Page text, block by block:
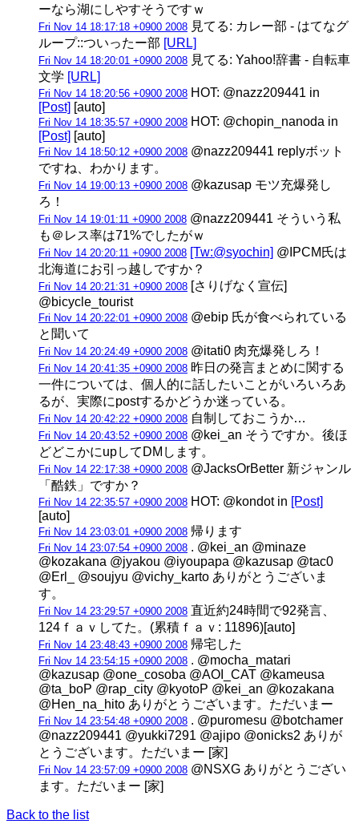
ーなら湖にしやすそうですｗ
Fri Nov 14 18:17:18 +0900 2008 見てる: カレー部 - はてなグ
ループ::ついったー部 [URL]
Fri Nov 14 18:20:01 +0900 2008 見てる: Yahoo!辞書 - 自転車
文学 [URL]
Fri Nov 14 18:20:56 +0900 2008 HOT: @nazz209441 in
[Post] [auto]
Fri Nov 14 18:35:57 +0900 2008 HOT: @chopin_nanoda in
[Post] [auto]
Fri Nov 14 18:50:12 +0900 2008 @nazz209441 replyボット
ですね、わかります。
Fri Nov 14 19:00:13 +0900 2008 @kazusap モツ充爆発し
ろ！
Fri Nov 14 19:01:11 +0900 2008 @nazz209441 そういう私
も＠レス率は71%でしたがｗ
Fri Nov 14 20:20:11 +0900 2008 [Tw:@syochin] @IPCM氏は
北海道にお引っ越しですか？
Fri Nov 14 20:21:31 +0900 2008 [さりげなく宣伝]
@bicycle_tourist
Fri Nov 14 20:22:01 +0900 2008 @ebip 氏が食べられている
と聞いて
Fri Nov 14 20:24:49 +0900 2008 @itati0 肉充爆発しろ！
Fri Nov 14 20:41:35 +0900 2008 昨日の発言まとめに関する
一件については、個人的に話したいことがいろいろあ
るが、実際にpostするかどうか迷っている。
Fri Nov 14 20:42:22 +0900 2008 自制しておこうか…
Fri Nov 14 20:43:52 +0900 2008 @kei_an そうですか。後ほ
どどこかにupしてDMします。
Fri Nov 14 22:17:38 +0900 2008 @JacksOrBetter 新ジャンル
「酷鉄」ですか？
Fri Nov 14 22:35:57 +0900 2008 HOT: @kondot in [Post]
[auto]
Fri Nov 14 23:03:01 +0900 2008 帰ります
Fri Nov 14 23:07:54 +0900 2008 . @kei_an @minaze
@kozakana @jyakou @iyoupapa @kazusap @tac0
@Erl_ @soujyu @vichy_karto ありがとうございま
す。
Fri Nov 14 23:29:57 +0900 2008 直近約24時間で92発言、
124ｆａｖしてた。(累積ｆａｖ: 11896)[auto]
Fri Nov 14 23:48:43 +0900 2008 帰宅した
Fri Nov 14 23:54:15 +0900 2008 . @mocha_matari
@kazusap @one_cosoba @AOI_CAT @kameusa
@ta_boP @rap_city @kyotoP @kei_an @kozakana
@Hen_na_hito ありがとうございます。ただいまー
Fri Nov 14 23:54:48 +0900 2008 . @puromesu @botchamer
@nazz209441 @yukki7291 @ajipo @onicks2 ありが
とうございます。ただいまー [家]
Fri Nov 14 23:57:09 +0900 2008 @NSXG ありがとうござい
ます。ただいまー [家]
Back to the list